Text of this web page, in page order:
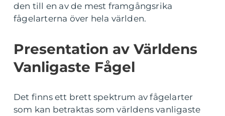
den till en av de mest framgångsrika
fågelarterna över hela världen.
Presentation av Världens
Vanligaste Fågel
Det finns ett brett spektrum av fågelarter
som kan betraktas som världens vanligaste